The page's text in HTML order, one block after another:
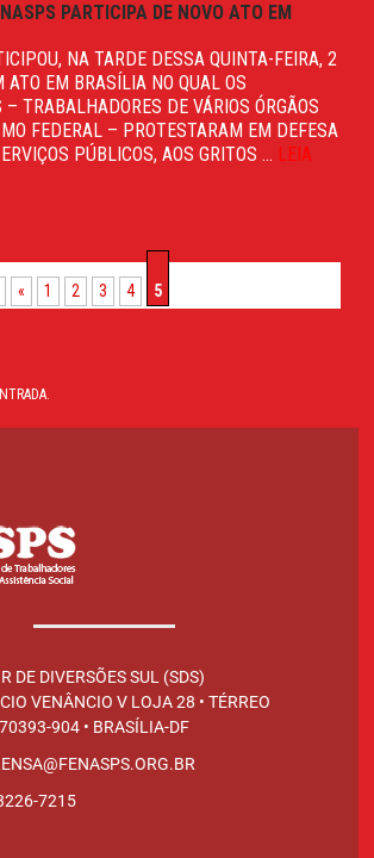
PARTICIPA DE NOVO ATO EM
NA TARDE DESSA QUINTA-FEIRA, 2
ATO EM BRASÍLIA NO QUAL OS
TRABALHADORES DE VÁRIOS ÓRGÃOS
FEDERAL – PROTESTARAM EM DEFESA
PÚBLICOS, AOS GRITOS ... LEIA
« 1 2 3 4 5
DE DIVERSÕES SUL (SDS)
VENÂNCIO V LOJA 28 • TÉRREO
904 • BRASÍLIA-DF
7215